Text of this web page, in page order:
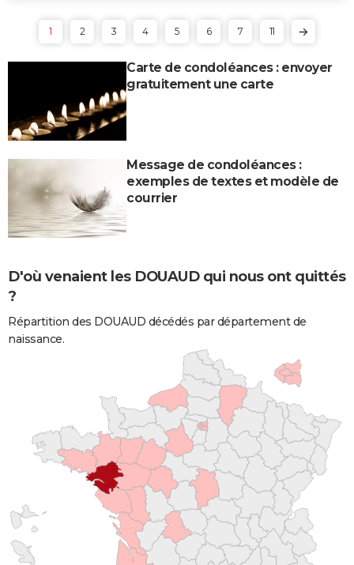
1 2 3 4 5 6 7 11
Carte de condoléances : envoyer
gratuitement une carte
Message de condoléances :
exemples de textes et modèle de
courrier
D'où venaient les DOUAUD qui nous ont quittés
?
Répartition des DOUAUD décédés par département de
naissance.